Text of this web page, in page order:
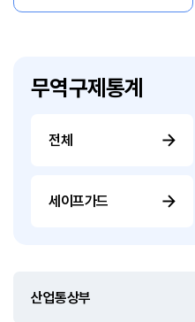
무역구제통계
전체
세이프가드
산업통상부